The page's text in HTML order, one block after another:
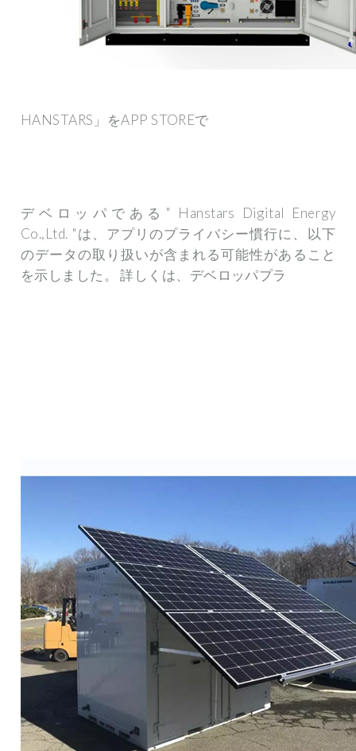
HANSTARS」をAPP STOREで
デベロッパである" Hanstars Digital Energy
Co.,Ltd. "は、アプリのプライバシー慣行に、以下
のデータの取り扱いが含まれる可能性があること
を示しました。 詳しくは、デベロッパプラ